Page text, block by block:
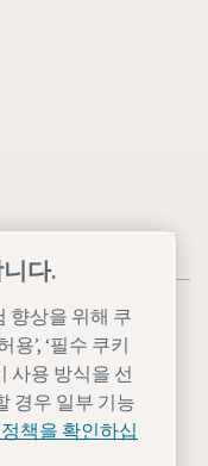
접근성 사이트 맵
다.
향상을 위해 쿠
’, ‘필수 쿠키
사용 방식을 선
경우 일부 기능
책을 확인하십